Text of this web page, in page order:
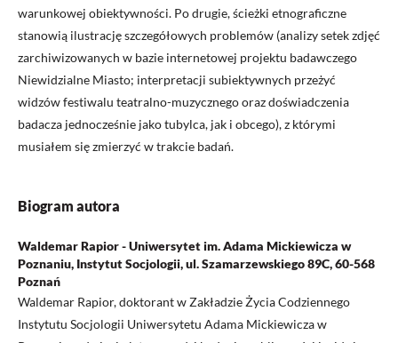
warunkowej obiektywności. Po drugie, ścieżki etnograficzne
stanowią ilustrację szczegółowych problemów (analizy setek zdjęć
zarchiwizowanych w bazie internetowej projektu badawczego
Niewidzialne Miasto; interpretacji subiektywnych przeżyć
widzów festiwalu teatralno-muzycznego oraz doświadczenia
badacza jednocześnie jako tubylca, jak i obcego), z którymi
musiałem się zmierzyć w trakcie badań.
Biogram autora
Waldemar Rapior - Uniwersytet im. Adama Mickiewicza w
Poznaniu, Instytut Socjologii, ul. Szamarzewskiego 89C, 60-568
Poznań
Waldemar Rapior, doktorant w Zakładzie Życia Codziennego
Instytutu Socjologii Uniwersytetu Adama Mickiewicza w